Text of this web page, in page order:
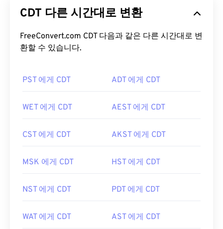
CDT 다른 시간대로 변환
FreeConvert.com CDT 다음과 같은 다른 시간대로 변
환할 수 있습니다.
PST 에게 CDT ADT 에게 CDT
WET 에게 CDT AEST 에게 CDT
CST 에게 CDT AKST 에게 CDT
MSK 에게 CDT HST 에게 CDT
NST 에게 CDT PDT 에게 CDT
WAT 에게 CDT AST 에게 CDT